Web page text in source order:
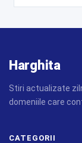
Harghita
Stiri actualizate
domeniile care
CATEGORII